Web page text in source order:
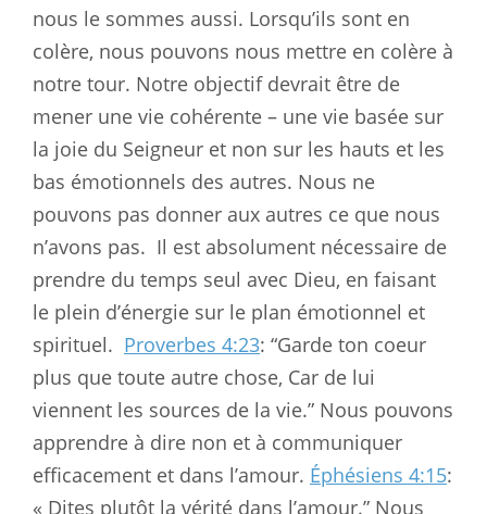
nous le sommes aussi. Lorsqu’ils sont en
colère, nous pouvons nous mettre en colère à
notre tour. Notre objectif devrait être de
mener une vie cohérente – une vie basée sur
la joie du Seigneur et non sur les hauts et les
bas émotionnels des autres. Nous ne
pouvons pas donner aux autres ce que nous
n’avons pas. Il est absolument nécessaire de
prendre du temps seul avec Dieu, en faisant
le plein d’énergie sur le plan émotionnel et
spirituel. Proverbes 4:23: “Garde ton coeur
plus que toute autre chose, Car de lui
viennent les sources de la vie.” Nous pouvons
apprendre à dire non et à communiquer
efficacement et dans l’amour. Éphésiens 4:15:
« Dites plutôt la vérité dans l’amour.” Nous